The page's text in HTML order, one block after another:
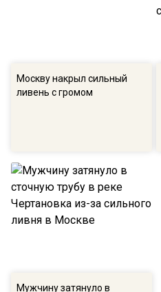
Москву накрыл сильный
ливень с громом
Мужчину затянуло в